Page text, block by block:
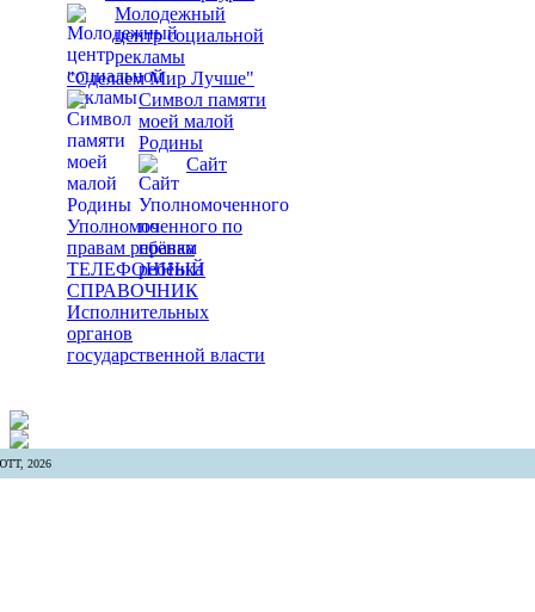
Молодежный
центр социальной
рекламы
"Сделаем Мир Лучше"
Символ памяти
моей малой
Родины
Сайт
Уполномоченного по
правам ребёнка
ТЕЛЕФОННЫЙ
СПРАВОЧНИК
Исполнительных
органов
государственной власти
2026